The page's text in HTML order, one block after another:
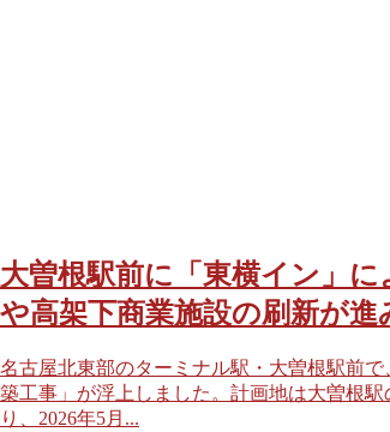
大曽根駅前に「東横イン」
や高架下商業施設の刷新が
名古屋北東部のターミナル駅・大曽根駅前
築工事」が浮上しました。計画地は大曽根
り、2026年5月...